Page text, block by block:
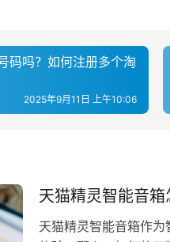
码吗？如何注册多个淘
2025年9月11日 上午10:06
天猫精灵智能音箱
天猫精灵智能音箱作